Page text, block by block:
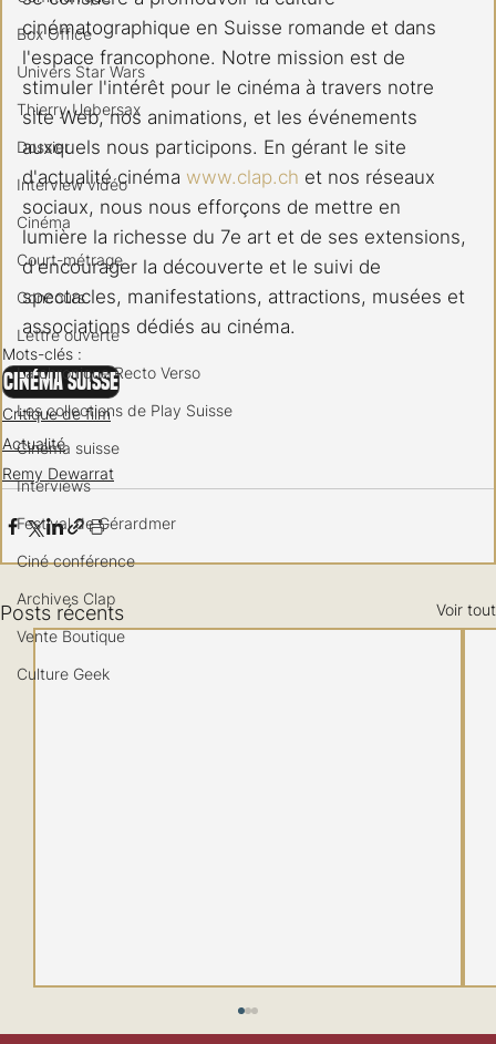
Box Office
Univers Star Wars
Thierry Uebersax
Dossier
Interview vidéo
Cinéma
Court-métrage
Concours
Lettre ouverte
La chronique Recto Verso
Les collections de Play Suisse
Cinéma suisse
Interviews
Festival de Gérardmer
Ciné conférence
Archives Clap
Vente Boutique
Culture Geek
cinématographique en Suisse romande et dans
l'espace francophone. Notre mission est de
stimuler l'intérêt pour le cinéma à travers notre
site Web, nos animations, et les événements
auxquels nous participons. En gérant le site
d'actualité cinéma www.clap.ch et nos réseaux
sociaux, nous nous efforçons de mettre en
lumière la richesse du 7e art et de ses extensions,
d'encourager la découverte et le suivi de
spectacles, manifestations, attractions, musées et
associations dédiés au cinéma.
Mots-clés :
Cinéma Suisse
Critique de film
Actualité
Remy Dewarrat
Posts récents Voir tout